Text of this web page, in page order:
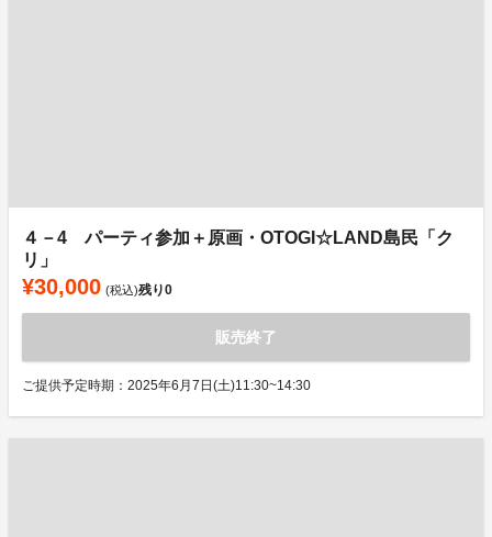
４－4 パーティ参加＋原画・OTOGI☆LAND島民「ク
リ」
¥30,000 (税込)残り0
販売終了
ご提供予定時期：2025年6月7日(土)11:30~14:30